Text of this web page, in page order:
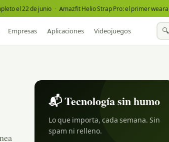
el 22 de junio · Amazfit Helio Strap Pro: el primer
Empresas Aplicaciones Videojuegos 🔍
📬 Tecnología sin humo
Lo que importa, cada semana. Sin
spam ni relleno.